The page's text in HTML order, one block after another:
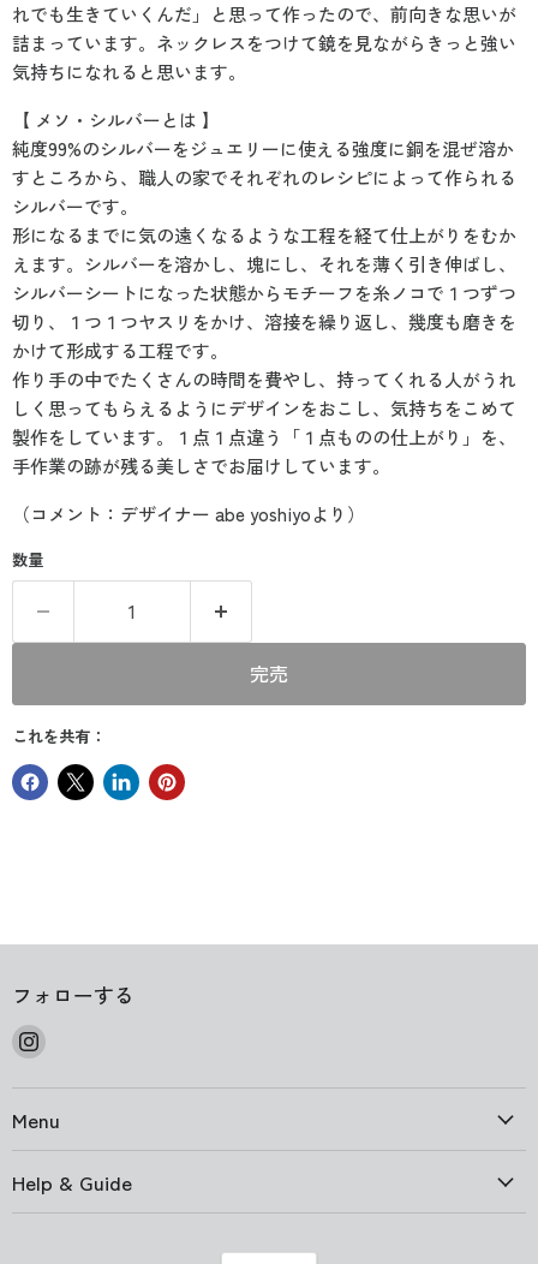
れでも生きていくんだ」と思って作ったので、前向きな思いが
詰まっています。ネックレスをつけて鏡を見ながらきっと強い
気持ちになれると思います。
【 メソ・シルバーとは 】
純度99%のシルバーをジュエリーに使える強度に銅を混ぜ溶か
すところから、職人の家でそれぞれのレシピによって作られる
シルバーです。
形になるまでに気の遠くなるような工程を経て仕上がりをむか
えます。シルバーを溶かし、塊にし、それを薄く引き伸ばし、
シルバーシートになった状態からモチーフを糸ノコで１つずつ
切り、１つ１つヤスリをかけ、溶接を繰り返し、幾度も磨きを
かけて形成する工程です。
作り手の中でたくさんの時間を費やし、持ってくれる人がうれ
しく思ってもらえるようにデザインをおこし、気持ちをこめて
製作をしています。１点１点違う「１点ものの仕上がり」を、
手作業の跡が残る美しさでお届けしています。
（コメント：デザイナー abe yoshiyoより）
数量
完売
これを共有：
フォローする
Instagram
見
つ
く
Menu
Help & Guide